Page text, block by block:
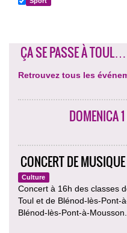
ÇA SE PASSE À TOUL…
Retrouvez tous les
DOMENICA
CONCERT DE MUSIQUE
Culture
Concert à 16h des classes
Toul et de Blénod-lès-Pont-
Blénod-lès-Pont-à-